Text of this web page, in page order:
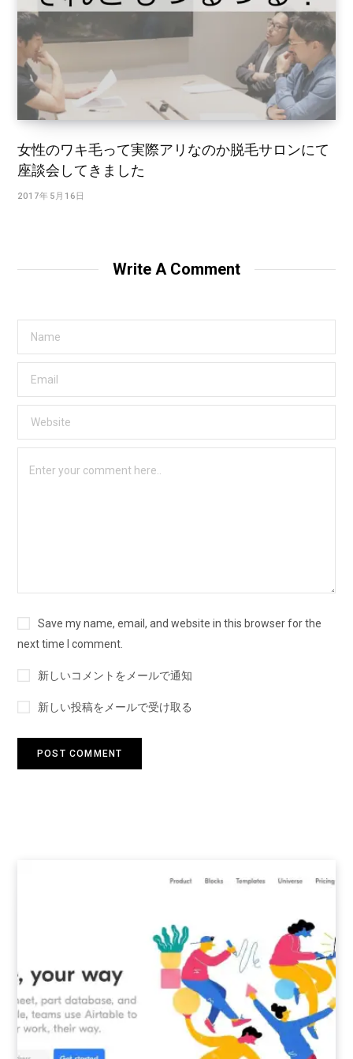
女性のワキ毛って実際アリなのか脱毛サロンにて
座談会してきました
2017年5月16日
Write A Comment
Save my name, email, and website in this browser for the
next time I comment.
新しいコメントをメールで通知
新しい投稿をメールで受け取る